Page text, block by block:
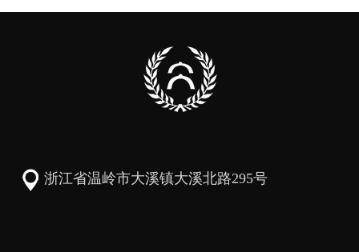
浙江省温岭市大溪镇大溪北路295号